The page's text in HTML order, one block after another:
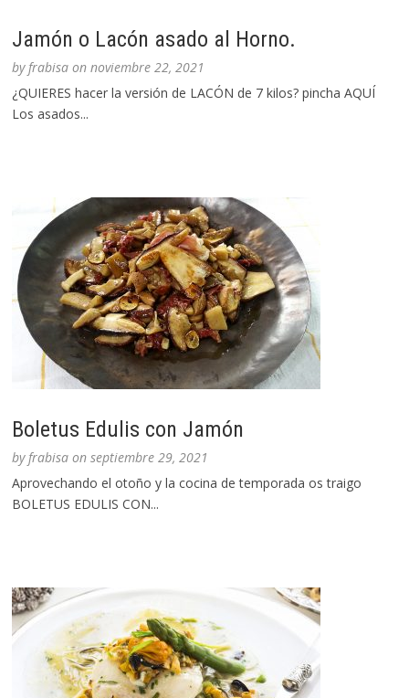
Jamón o Lacón asado al Horno.
byfrabisa onnoviembre 22, 2021
¿QUIERES hacer la versión de LACÓN de 7 kilos? pincha AQUÍ
Los asados...
Boletus Edulis con Jamón
byfrabisa onseptiembre 29, 2021
Aprovechando el otoño y la cocina de temporada os traigo
BOLETUS EDULIS CON...